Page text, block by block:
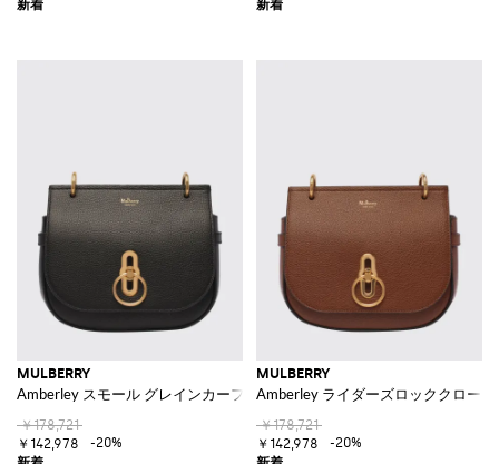
MULBERRY
Amberley スモール グレインカーフレザー クロスボディバッグ
￥178,721
￥142,978
-20%
MULBERRY
Amberley ライダーズロッククロー
￥178,721
￥142,978
-20%